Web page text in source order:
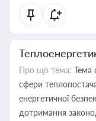
Про що тема: Тема
сфери
енергетичної
дотримання